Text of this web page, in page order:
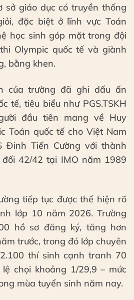
sở giáo dục có truyền thống
đặc biệt ở lĩnh vực Toán
học sinh góp mặt trong đội
Olympic quốc tế và giành
bằng khen.
của trường đã ghi dấu ấn
tế, tiêu biểu như PGS.TSKH
đầu tiên mang về Huy
Toán quốc tế cho Việt Nam
Đinh Tiến Cường với thành
42/42 tại IMO năm 1989
tiếp tục được thể hiện rõ
lớp 10 năm 2026. Trường
hồ sơ đăng ký, tăng hơn
trước, trong đó lớp chuyên
thí sinh cạnh tranh 70
chọi khoảng 1/29,9 – mức
mùa tuyển sinh năm nay.